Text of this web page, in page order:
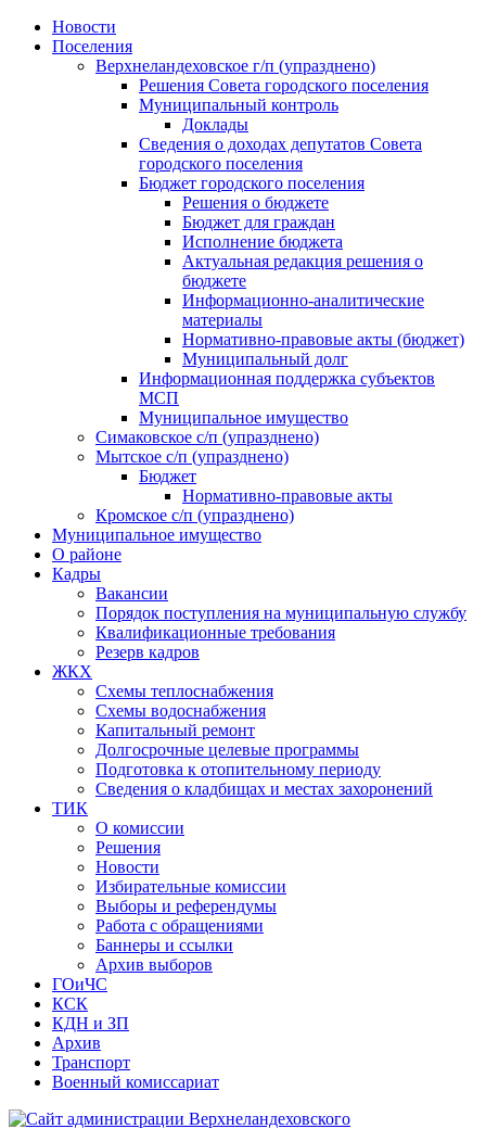
Skip
Новости
Поселения
Верхнеландеховское г/п (упразднено)
Решения Совета городского поселения
Муниципальный контроль
Доклады
Сведения о доходах депутатов Совета
городского поселения
Бюджет городского поселения
Решения о бюджете
Бюджет для граждан
Исполнение бюджета
Актуальная редакция решения о
бюджете
Информационно-аналитические
материалы
Нормативно-правовые акты (бюджет)
Муниципальный долг
Информационная поддержка субъектов
МСП
Муниципальное имущество
Симаковское с/п (упразднено)
Мытское с/п (упразднено)
Бюджет
Нормативно-правовые акты
Кромское с/п (упразднено)
Муниципальное имущество
О районе
Кадры
Вакансии
Порядок поступления на муниципальную службу
Квалификационные требования
Резерв кадров
ЖКХ
Схемы теплоснабжения
Схемы водоснабжения
Капитальный ремонт
Долгосрочные целевые программы
Подготовка к отопительному периоду
Сведения о кладбищах и местах захоронений
ТИК
О комиссии
Решения
Новости
Избирательные комиссии
Выборы и референдумы
Работа с обращениями
Баннеры и ссылки
Архив выборов
ГОиЧС
КСК
КДН и ЗП
Архив
Транспорт
Военный комиссариат